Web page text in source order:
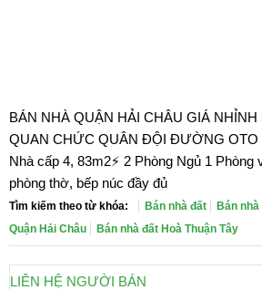
BÁN NHÀ QUẬN HẢI CHÂU GIÁ NHỈNH
QUAN CHỨC QUÂN ĐỘI ĐƯỜNG OTO
Nhà cấp 4, 83m2⚡️ 2 Phòng Ngủ 1 Phòng
phòng thờ, bếp núc đầy đủ
Tìm kiếm theo từ khóa: Bán nhà đất Bán
Quận Hải Châu
Bán nhà đất Hoà Thuận Tây
LIÊN HỆ NGƯỜI BÁN